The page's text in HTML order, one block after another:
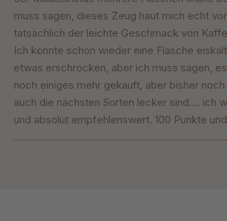
muss sagen, dieses Zeug haut mich echt
tatsächlich der leichte Geschmack von
Ich könnte schon wieder eine Flasche
etwas erschrocken, aber ich muss sagen,
noch einiges mehr gekauft, aber bisher
auch die nächsten Sorten lecker sind.... ich
und absolut empfehlenswert. 100 Punkte